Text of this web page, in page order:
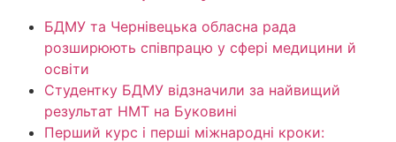
БДМУ та Чернівецька обласна рада
розширюють співпрацю у сфері медицини й
освіти
Студентку БДМУ відзначили за найвищий
результат НМТ на Буковині
Перший курс і перші міжнародні кроки: